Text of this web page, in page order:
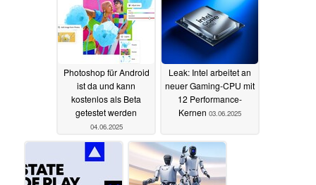
Photoshop für Android
ist da und kann
kostenlos als Beta
getestet werden
04.06.2025
Leak: Intel arbeitet an
neuer Gaming-CPU mit
12 Performance-
Kernen 03.06.2025